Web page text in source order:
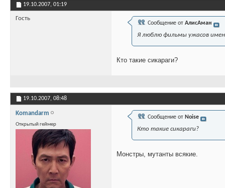
19.10.2007, 01:19
Гость
Сообщение от АлисАман
Я люблю фильмы ужасов
Кто такие сикараги?
19.10.2007, 08:48
Komandarm
Открытый геймер
Сообщение от Noise
Кто такие сикараги?
Монстры, мутанты всякие.